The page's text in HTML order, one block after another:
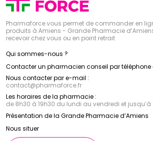
Pharmaforce vous permet de commander en
produits à Amiens - Grande Pharmacie
recevoir chez vous ou en point retrait
Qui sommes-nous ?
Contacter un pharmacien conseil par téléphone
Nous contacter par e-mail :
contact@pharmaforce.fr
Les horaires de la pharmacie :
de 8h30 à 19h30 du lundi au vendredi et
Présentation de la Grande Pharmacie d’Amiens
Nous situer